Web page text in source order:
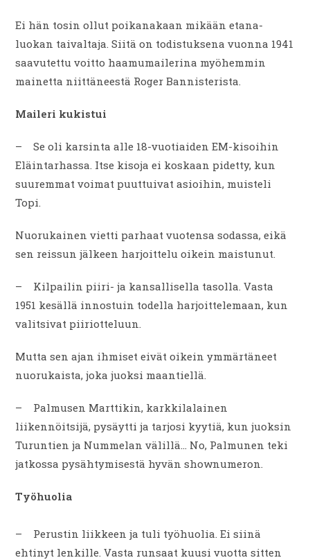
Ei hän tosin ollut poikanakaan mikään etana-
luokan taivaltaja. Siitä on todistuksena vuonna 1941
saavutettu voitto haamumailerina myöhemmin
mainetta niittäneestä Roger Bannisterista.
Maileri kukistui
– Se oli karsinta alle 18-vuotiaiden EM-kisoihin
Eläintarhassa. Itse kisoja ei koskaan pidetty, kun
suuremmat voimat puuttuivat asioihin, muisteli
Topi.
Nuorukainen vietti parhaat vuotensa sodassa, eikä
sen reissun jälkeen harjoittelu oikein maistunut.
– Kilpailin piiri- ja kansallisella tasolla. Vasta
1951 kesällä innostuin todella harjoittelemaan, kun
valitsivat piiriotteluun.
Mutta sen ajan ihmiset eivät oikein ymmärtäneet
nuorukaista, joka juoksi maantiellä.
– Palmusen Marttikin, karkkilalainen
liikennöitsijä, pysäytti ja tarjosi kyytiä, kun juoksin
Turuntien ja Nummelan välillä… No, Palmunen teki
jatkossa pysähtymisestä hyvän shownumeron.
Työhuolia
– Perustin liikkeen ja tuli työhuolia. Ei siinä
ehtinyt lenkille. Vasta runsaat kuusi vuotta sitten